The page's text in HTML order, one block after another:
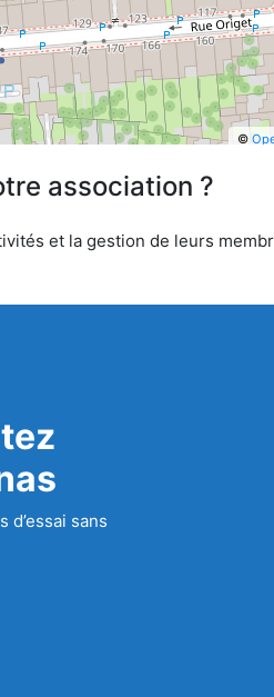
©
association ?
et la gestion de leurs
sans